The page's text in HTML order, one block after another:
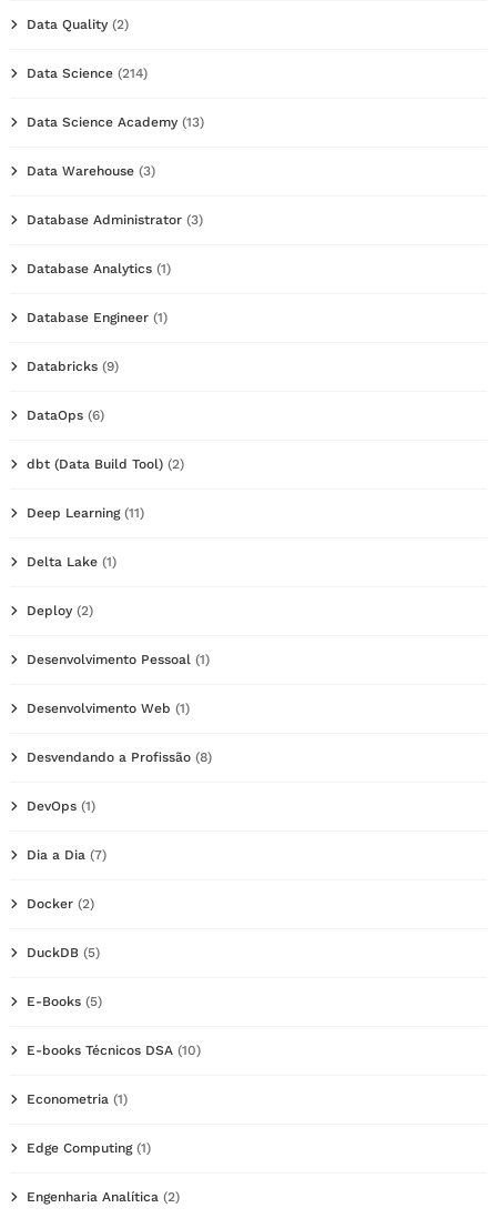
Data Quality (2)
Data Science (214)
Data Science Academy (13)
Data Warehouse (3)
Database Administrator (3)
Database Analytics (1)
Database Engineer (1)
Databricks (9)
DataOps (6)
dbt (Data Build Tool) (2)
Deep Learning(11)
Delta Lake (1)
Deploy (2)
Desenvolvimento Pessoal (1)
Desenvolvimento Web (1)
Desvendando a Profissão (8)
DevOps (1)
Dia a Dia (7)
Docker (2)
DuckDB (5)
E-Books (5)
E-books Técnicos DSA (10)
Econometria (1)
Edge Computing(1)
Engenharia Analítica (2)